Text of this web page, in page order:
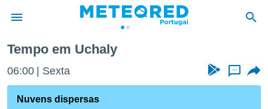
da
foi
Tempo em Uchaly
06:00 Sexta ...
Nuvens dispersas